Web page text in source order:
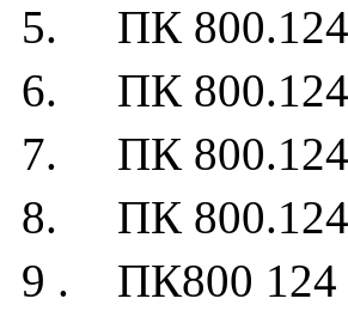
5. ПК
6. ПК
7. ПК
8. ПК
9 . ПК800 124